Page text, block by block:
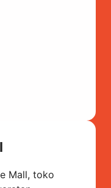
Mall, toko